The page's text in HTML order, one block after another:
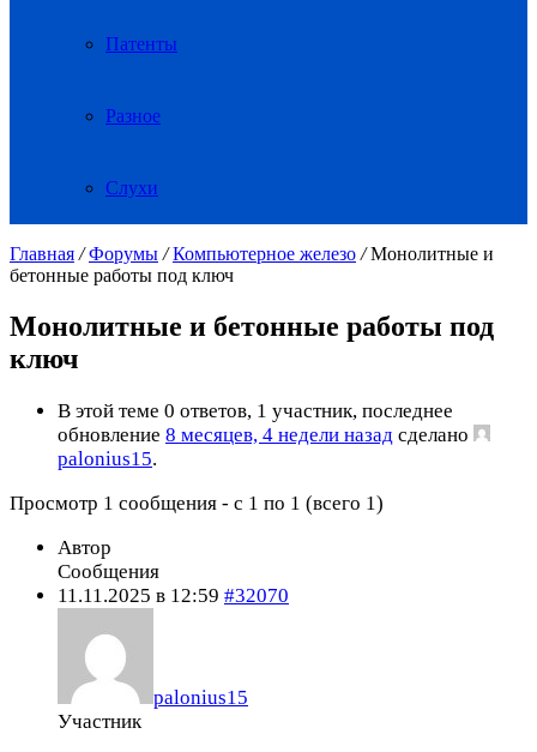
Патенты
Разное
Слухи
Главная / Форумы / Компьютерное железо / Монолитные и
бетонные работы под ключ
Монолитные и бетонные работы под
ключ
В этой теме 0 ответов, 1 участник, последнее
обновление 8 месяцев, 4 недели назад сделано
palonius15.
Просмотр 1 сообщения - с 1 по 1 (всего 1)
Автор
Сообщения
11.11.2025 в 12:59 #32070
palonius15
Участник